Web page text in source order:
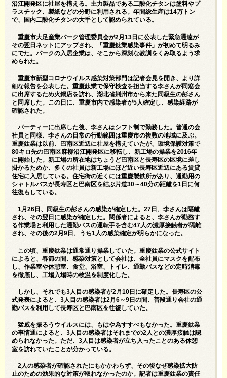
沿江開発区に社屋を構える。主力製品である二酸化チタンは塗料やプ
ラスチック、製紙などの分野に利用される。年間総生産は14万トン
で、国内二酸化チタンの大手として認められている。
重慶市大足産業パーク管理委員会が2月13日に公表した緊急通達が
その翌日ネットにアップされ、「重慶鈦業感染事件」が初めて明るみ
にでた。パークの入居企業は、そこから深刻な教訓をくみ取るよう求
められた。
重慶市新型コロナウイルス感染対策部門は記者会見を開き、より詳
細な報告を公表した。重慶鈦業で保守検査を担当する李さんが同窓会
に出席するため火鍋店を訪れ、湖北省荆州市から来た同級生の彭さん
と同席した。この日に、重慶市内で感染者が5人確定し、感染経路が
確認された。
パーティーに出席した後、李さんはシフト制で勤務した。普通の会
社員と同様、李さんの日常の行動範囲は重慶市の複数の地域に及ぶ。
重慶鈦業は以前、巴南区近辺に社屋を構えていたが、環境保護対策で
80キロ先の巴南区麻柳沿江開発区に移転し、新工場の操業を2016年
に開始した。新工場の所在地はちょうど巴南区と長寿区の区境に差し
掛かるためか、多くの社員は新工場にほど近い長寿区近辺にある賃貸
住宅に入居している。住宅街の近くには重慶製鉄所があり、通勤用の
シャトルバスが長寿区と巴南区を結ぶ片道30～40分の距離を1日に何
往復もしている。
1月26日、同級生の彭さんの感染が確定した。27日、李さんは隔離
され、その翌日に感染が確定した。関係者によると、李さんが勤務す
る作業場と利用した通勤バスの運転手を含む47人の濃厚接触者が隔離
され、その後の2月9日、うち1人の感染確定が明らかになった。
この頃、重慶鈦業は通常通り操業していた。重慶鈦業の公式サイト
によると、春節の間、感染対策として会社は、全社員にマスクを配布
し、作業室や休憩室、食堂、浴室、トイレ、通勤バスなどの定時消毒
を徹底し、工場入場時の検温を制度化した。
しかし、それでも3人目の感染者が2月10日に確定した。長寿区の公
式発表によると、3人目の感染者は2月6～9日の間、普段通り会社の通
勤バスを利用して長寿区と巴南区を往復していた。
猛威を振るうウイルスには、もはや為すすべもなかった。重慶鈦業
の事情通によると、3人目の感染者はそれまでの2人との濃厚接触は認
められなかった。ただ、3人目は感染者が立ち入ったことのある休憩
室を訪れていたことが分かっている。
2人の感染者が確認されたにもかかわらず、その後なぜ感染拡大防
止のための効果的な対策が取れなかったのか。記者は重慶鈦業の責任